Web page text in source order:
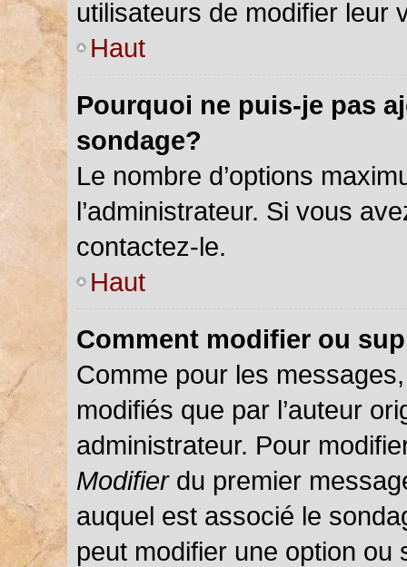
utilisateurs de modifier leur
Haut
Pourquoi ne puis-je pas
sondage?
Le nombre d’options
l’administrateur. Si vous
contactez-le.
Haut
Comment modifier ou
Comme pour les
modifiés que par l’auteur
administrateur. Pour
Modifierdu premier
auquel est associé le
peut modifier une option ou